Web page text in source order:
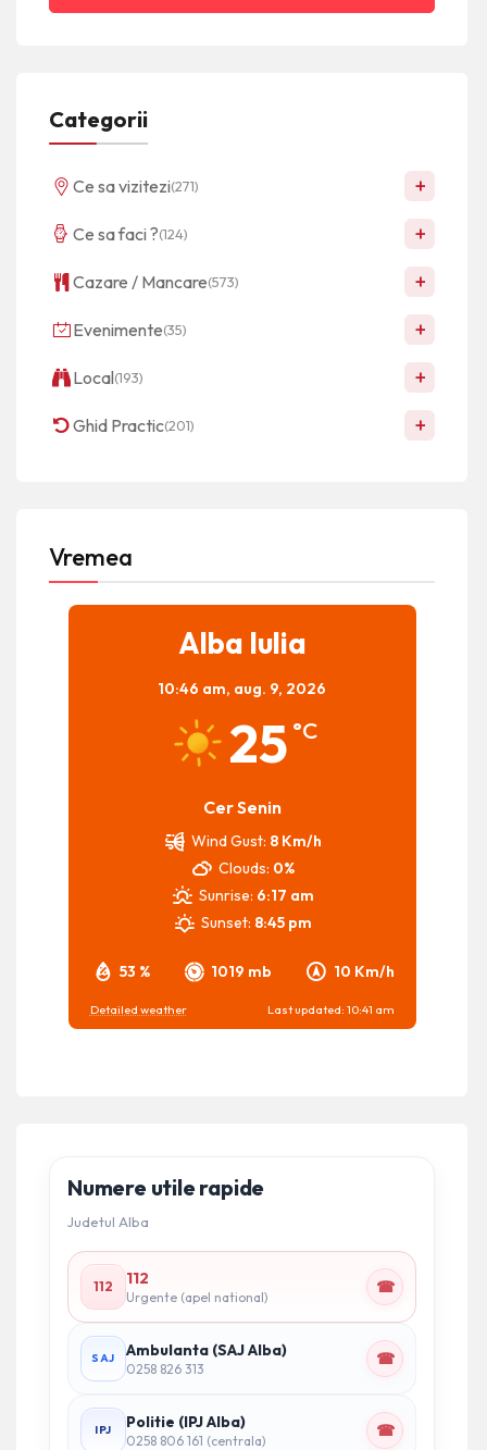
Categorii
Ce sa vizitezi(271) +
Ce sa faci ?(124) +
Cazare / Mancare(573) +
Evenimente(35) +
Local(193) +
Ghid Practic(201) +
Vremea
Alba Iulia
10:46 am, aug. 9, 2026
25 °C
Cer Senin
53 % 1019 mb 10 Km/h
Wind Gust: 8 Km/h
Clouds: 0%
Sunrise: 6:17 am
Sunset: 8:45 pm
Detailed weather Last updated: 10:41 am
Numere utile rapide
Judetul Alba
112 112
Urgente (apel national) ☎
SAJ Ambulanta (SAJ Alba)
0258 826 313 ☎
IPJ Politie (IPJ Alba)
0258 806 161 (centrala) ☎